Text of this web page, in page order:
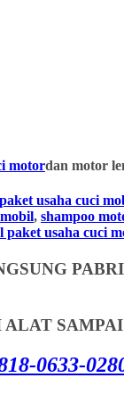
motordan motor
paket usaha cuci
, shampoo
paket usaha cuci
ALAT
0633-